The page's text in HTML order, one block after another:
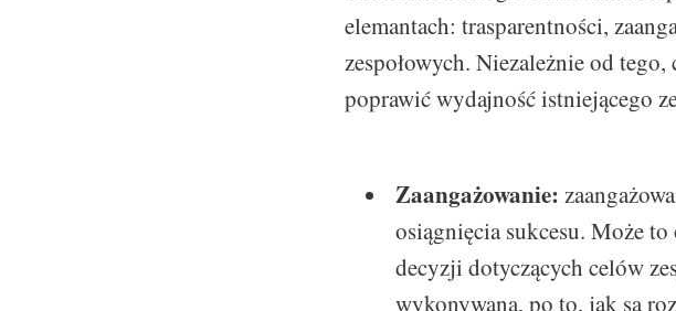
elemantach: trasparentności,
zespołowych. Niezależnie od
poprawić wydajność istniejącego
Zaangażowanie:
osiągnięcia sukcesu. Może
decyzji dotyczących celów
wykonywana, po to, jak są